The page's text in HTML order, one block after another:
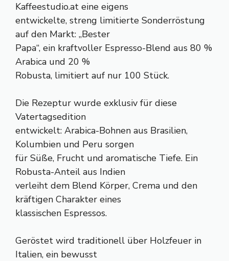
Kaffeestudio.at eine eigens
entwickelte, streng limitierte Sonderröstung
auf den Markt: „Bester
Papa“, ein kraftvoller Espresso-Blend aus 80 %
Arabica und 20 %
Robusta, limitiert auf nur 100 Stück.
Die Rezeptur wurde exklusiv für diese
Vatertagsedition
entwickelt: Arabica-Bohnen aus Brasilien,
Kolumbien und Peru sorgen
für Süße, Frucht und aromatische Tiefe. Ein
Robusta-Anteil aus Indien
verleiht dem Blend Körper, Crema und den
kräftigen Charakter eines
klassischen Espressos.
Geröstet wird traditionell über Holzfeuer in
Italien, ein bewusst